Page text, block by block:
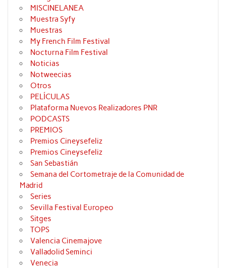
MISCINELANEA
Muestra Syfy
Muestras
My French Film Festival
Nocturna Film Festival
Noticias
Notweecias
Otros
PELÍCULAS
Plataforma Nuevos Realizadores PNR
PODCASTS
PREMIOS
Premios Cineysefeliz
Premios Cineysefeliz
San Sebastián
Semana del Cortometraje de la Comunidad de
Madrid
Series
Sevilla Festival Europeo
Sitges
TOPS
Valencia Cinemajove
Valladolid Seminci
Venecia